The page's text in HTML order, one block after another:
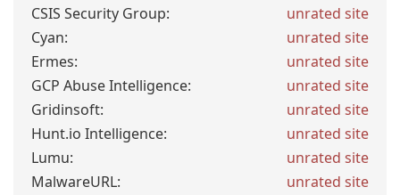
CSIS Security Group:
unrated site
Cyan:
unrated site
Ermes:
unrated site
GCP Abuse Intelligence:
unrated site
Gridinsoft:
unrated site
Hunt.io Intelligence:
unrated site
Lumu:
unrated site
MalwareURL:
unrated site